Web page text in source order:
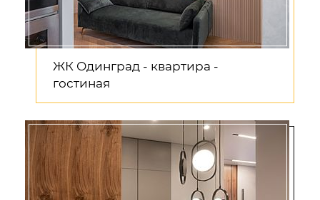
ЖК Одинград - квартира -
гостиная